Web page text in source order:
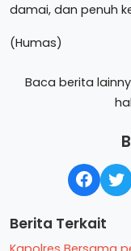
damai, dan penuh
(Humas)
Baca berita
Berita Terkait